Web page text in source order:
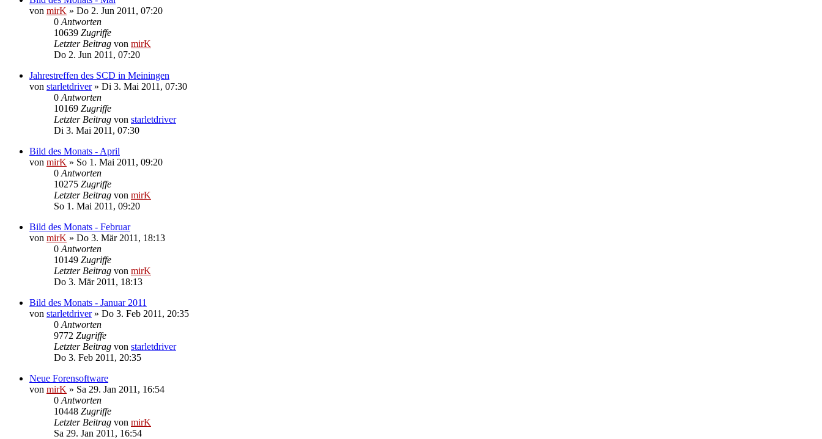
von mirK » Do 2. Jun 2011, 07:20
0 Antworten
10639 Zugriffe
Letzter Beitrag von mirK
Do 2. Jun 2011, 07:20
Jahrestreffen des SCD in Meiningen
von starletdriver» Di 3. Mai 2011, 07:30
0 Antworten
10169 Zugriffe
Letzter Beitrag von starletdriver
Di 3. Mai 2011, 07:30
Bild des Monats - April
von mirK » So 1. Mai 2011, 09:20
0 Antworten
10275 Zugriffe
Letzter Beitrag von mirK
So 1. Mai 2011, 09:20
Bild des Monats - Februar
von mirK » Do 3. Mär 2011, 18:13
0 Antworten
10149 Zugriffe
Letzter Beitrag von mirK
Do 3. Mär 2011, 18:13
Bild des Monats - Januar 2011
von starletdriver» Do 3. Feb 2011, 20:35
0 Antworten
9772 Zugriffe
Letzter Beitrag von starletdriver
Do 3. Feb 2011, 20:35
Neue Forensoftware
von mirK » Sa 29. Jan 2011, 16:54
0 Antworten
10448 Zugriffe
Letzter Beitrag von mirK
Sa 29. Jan 2011, 16:54